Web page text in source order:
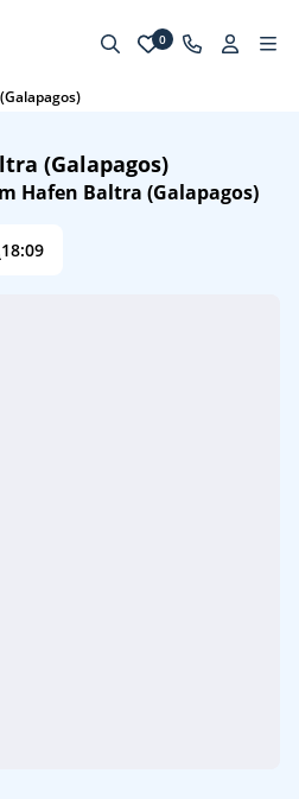
0
(Galapagos)
Hafen Baltra (Galapagos)
18:09